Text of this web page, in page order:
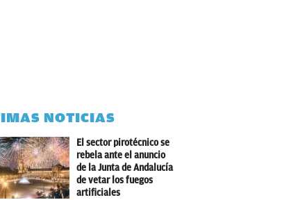
NOTICIAS
El sector pirotécnico se
rebela ante el anuncio
de la Junta de Andalucía
de vetar los fuegos
artificiales